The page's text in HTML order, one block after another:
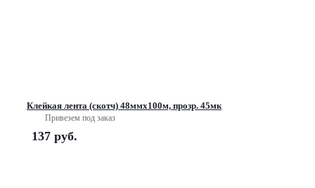
Клейкая лента (скотч) 48ммх100м, прозр. 45мк
Привезем под заказ
137 руб.